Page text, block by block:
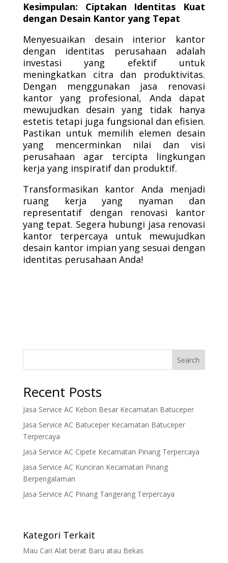
Kesimpulan: Ciptakan Identitas Kuat
dengan Desain Kantor yang Tepat
Menyesuaikan desain interior kantor
dengan identitas perusahaan adalah
investasi yang efektif untuk
meningkatkan citra dan produktivitas.
Dengan menggunakan jasa renovasi
kantor yang profesional, Anda dapat
mewujudkan desain yang tidak hanya
estetis tetapi juga fungsional dan efisien.
Pastikan untuk memilih elemen desain
yang mencerminkan nilai dan visi
perusahaan agar tercipta lingkungan
kerja yang inspiratif dan produktif.
Transformasikan kantor Anda menjadi
ruang kerja yang nyaman dan
representatif dengan renovasi kantor
yang tepat. Segera hubungi jasa renovasi
kantor terpercaya untuk mewujudkan
desain kantor impian yang sesuai dengan
identitas perusahaan Anda!
Search
Recent Posts
Jasa Service AC Kebon Besar Kecamatan Batuceper
Jasa Service AC Batuceper Kecamatan Batuceper
Terpercaya
Jasa Service AC Cipete Kecamatan Pinang Terpercaya
Jasa Service AC Kunciran Kecamatan Pinang
Berpengalaman
Jasa Service AC Pinang Tangerang Terpercaya
Kategori Terkait
Mau Cari Alat berat Baru atau Bekas